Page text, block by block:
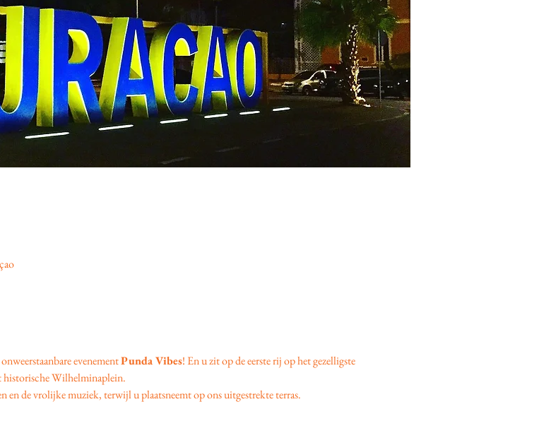
evenement Punda Vibes! En u zit op de eerste rij op het gezelligste
Wilhelminaplein.
en de vrolijke muziek, terwijl u plaatsneemt op ons uitgestrekte terras.